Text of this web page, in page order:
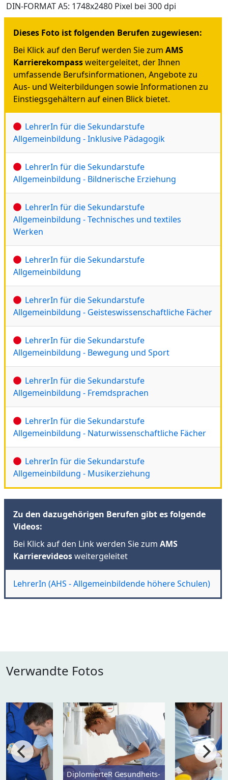
DIN-FORMAT A5: 1748x2480 Pixel bei 300 dpi
Dieses Foto ist folgenden Berufen zugewiesen:
Bei Klick auf den Beruf werden Sie zum AMS
Karrierekompassweitergeleitet, der Ihnen
umfassende Berufsinformationen, Angebote zu
Aus- und Weiterbildungen sowie Informationen zu
Einstiegsgehältern auf einen Blick bietet.
LehrerIn für die Sekundarstufe
Allgemeinbildung - Inklusive Pädagogik
LehrerIn für die Sekundarstufe
Allgemeinbildung - Bildnerische Erziehung
LehrerIn für die Sekundarstufe
Allgemeinbildung - Technisches und textiles
Werken
LehrerIn für die Sekundarstufe
Allgemeinbildung
LehrerIn für die Sekundarstufe
Allgemeinbildung - Geisteswissenschaftliche Fächer
LehrerIn für die Sekundarstufe
Allgemeinbildung - Bewegung und Sport
LehrerIn für die Sekundarstufe
Allgemeinbildung - Fremdsprachen
LehrerIn für die Sekundarstufe
Allgemeinbildung - Naturwissenschaftliche Fächer
LehrerIn für die Sekundarstufe
Allgemeinbildung - Musikerziehung
Zu den dazugehörigen Berufen gibt es folgende
Videos:
Bei Klick auf den Link werden Sie zum AMS
Karrierevideosweitergeleitet
LehrerIn (AHS - Allgemeinbildende höhere Schulen)
Verwandte Fotos
DiplomierteR Gesundheits-